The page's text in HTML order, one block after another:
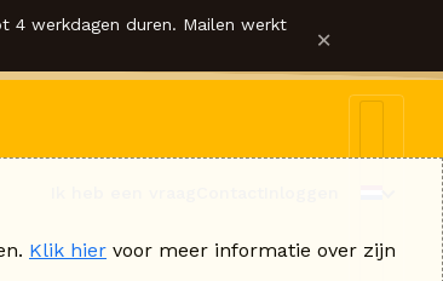
4 werkdagen duren. Mailen werkt ×
Klik hier voor meer informatie over zijn